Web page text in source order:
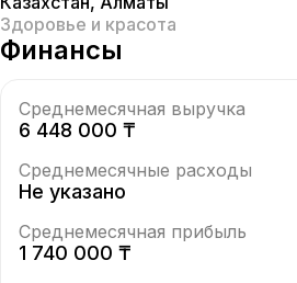
Здоровье и красота
Финансы
Среднемесячная выручка
6 448 000 ₸
Среднемесячные расходы
Не указано
Среднемесячная прибыль
1 740 000 ₸